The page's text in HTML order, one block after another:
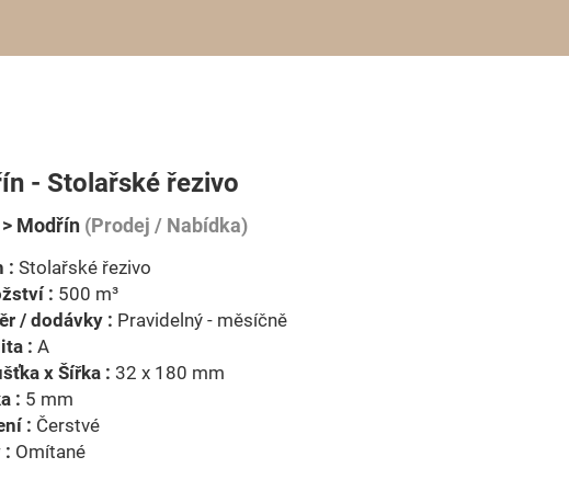
- Stolařské řezivo
Modřín (Prodej / Nabídka)
: Stolařské řezivo
: 500 m³
/ dodávky : Pravidelný - měsíčně
: A
x Šířka : 32 x 180 mm
: 5 mm
: Čerstvé
: Omítané